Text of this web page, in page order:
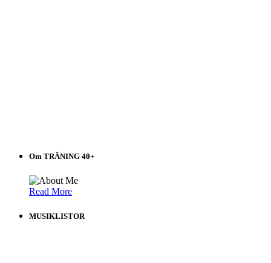
Om TRÄNING 40+
Read More
MUSIKLISTOR